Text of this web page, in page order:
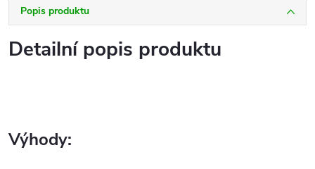
Popis produktu
Detailní popis produktu
Výhody: